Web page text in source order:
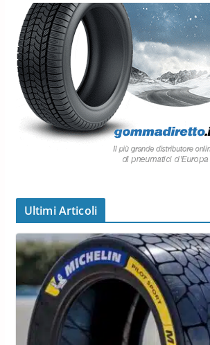
Ultimi Articoli